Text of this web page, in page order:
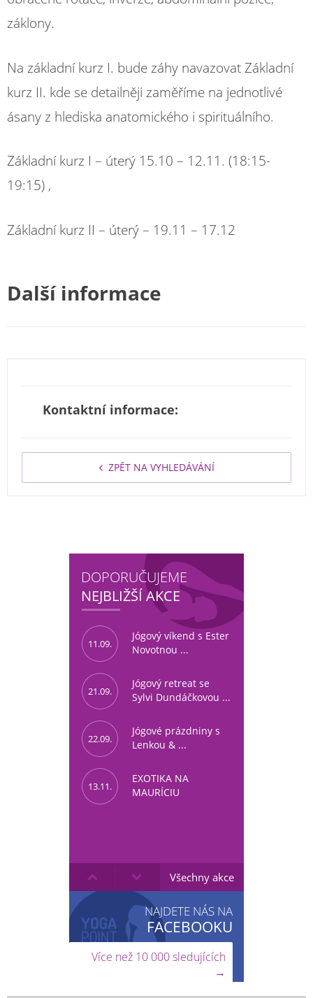
záklony.
Na základní kurz I. bude záhy navazovat Základní
kurz II. kde se detailněji zaměříme na jednotlivé
ásany z hlediska anatomického i spirituálního.
Základní kurz I – úterý 15.10 – 12.11. (18:15-
19:15) ,
Základní kurz II – úterý – 19.11 – 17.12
Další informace
Kontaktní informace:
ZPĚT NA VYHLEDÁVÁNÍ
DOPORUČUJEME
NEJBLIŽŠÍ AKCE
11.09.
Jógový víkend s Ester
Novotnou ...
21.09.
Jógový retreat se
Sylvi Dundáčkovou ...
22.09.
Jógové prázdniny s
Lenkou & ...
13.11.
EXOTIKA NA
MAURÍCIU
Všechny akce
NAJDETE NÁS NA
FACEBOOKU
Více než 10 000 sledujících
→